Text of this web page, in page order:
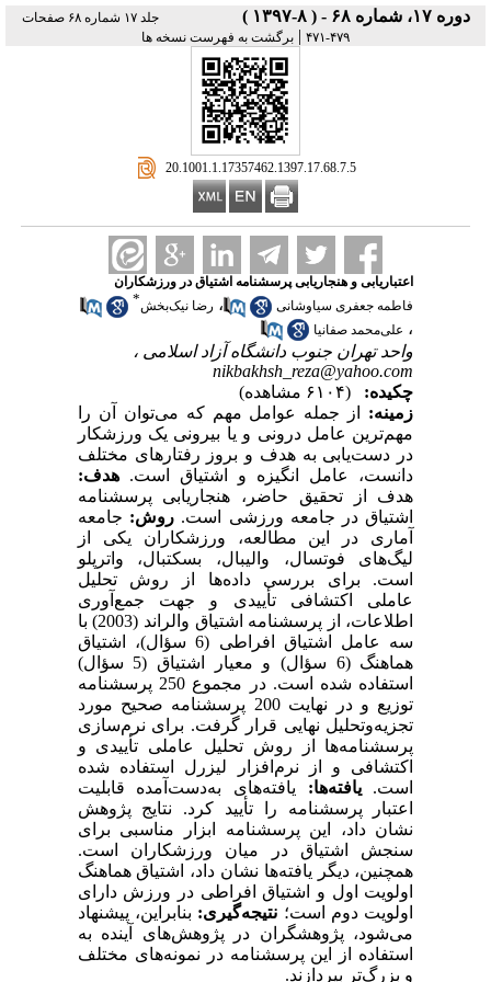
دوره ۱۷، شماره ۶۸ - ( ۸-۱۳۹۷ )
جلد ۱۷ شماره ۶۸ صفحات
۴۷۹-۴۷۱
| برگشت به فهرست نسخه ها
‎ 20.1001.1.17357462.1397.17.68.7.5
اعتباریابی و هنجاریابی پرسشنامه اشتیاق در ورزشکاران
فاطمه جعفری سیاوشانی
، رضا نیک‌بخش*
، علی‌محمد صفانیا
واحد تهران جنوب دانشگاه آزاد اسلامی ،
nikbakhsh_reza@yahoo.com
چکیده:
(۶۱۰۴ مشاهده)
زمینه:
از
جمله عوامل مهم که می‌توان آن را
مهم‌ترین عامل درونی و یا بیرونی یک ورزشکار
در دست‌یابی به هدف و بروز رفتارهای مختلف
دانست، عامل انگیزه و اشتیاق است.هدف:
هدف از
تحقیق حاضر، هنجاریابی
پرسشنامه
اشتیاق در جامعه ورزشی است.روش: جامعه
آماری در این مطالعه، ورزشکاران یکی از
لیگ‌های فوتسال، والیبال، بسکتبال، واترپلو
است.
برای بررسی داده‌ها از روش تحلیل
عاملی اکتشافی تأییدی و جهت جمع‌آوری
اطلاعات، از پرسشنامه
اشتیاق والراند (2003) با
سه عامل اشتیاق افراطی (6 سؤال)، اشتیاق
هماهنگ (6 سؤال) و معیار اشتیاق (5 سؤال)
استفاده شده است. در
مجموع 250 پرسشنامه
توزیع و در نهایت 200 پرسشنامه صحیح مورد
تجزیه‌وتحلیل نهایی قرار
گرفت. برای نرم‌سازی
پرسشنامه‌ها از روش تحلیل عاملی تأییدی و
اکتشافی و از نرم‌افزار لیزرل استفاده‌
شده
است.یافته‌ها: یافته‌های به‌دست‌آمده
قابلیت
اعتبار
پرسشنامه را تأیید کرد. نتایج
پژوهش
نشان داد، این پرسشنامه ابزار مناسبی برای
سنجش
اشتیاق
در میان ورزشکاران است.
همچنین، دیگر
یافته‌ها نشان داد، اشتیاق هماهنگ
اولویت اول و اشتیاق افراطی در ورزش دارای
اولویت دوم است؛ نتیجه‌گیری: بنابراین، پیشنهاد
می‌شود، پژوهشگران در پژوهش‌های آینده به
استفاده
از این پرسشنامه در
نمونه‌های مختلف
و بزرگ‌تر بپردازند.